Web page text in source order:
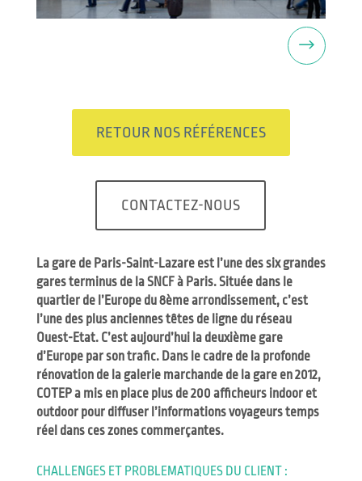
Prochaine
RETOUR NOS RÉFÉRENCES
CONTACTEZ-NOUS
La gare de Paris-Saint-Lazare est l’une des six grandes
gares terminus de la SNCF à Paris. Située dans le
quartier de l’Europe du 8ème arrondissement, c’est
l’une des plus anciennes têtes de ligne du réseau
Ouest-Etat. C’est aujourd’hui la deuxième gare
d’Europe par son trafic. Dans le cadre de la profonde
rénovation de la galerie marchande de la gare en 2012,
COTEP a mis en place plus de 200 afficheurs indoor et
outdoor pour diffuser l’informations voyageurs temps
réel dans ces zones commerçantes.
CHALLENGES ET PROBLEMATIQUES DU CLIENT :